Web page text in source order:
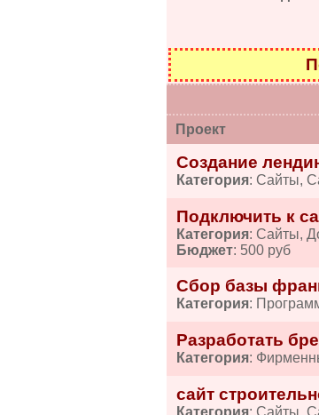
Проект
Создание
Категория: Сайты,
Подключить к
Категория: Сайты,
Бюджет: 500 руб
Сбор базы
Категория:
Разработать
Категория:
сайт
Категория: Сайты,